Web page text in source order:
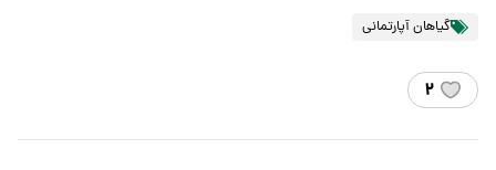
گیاهان آپارتمانی
۲